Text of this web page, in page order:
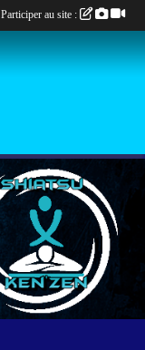
Participer au site :